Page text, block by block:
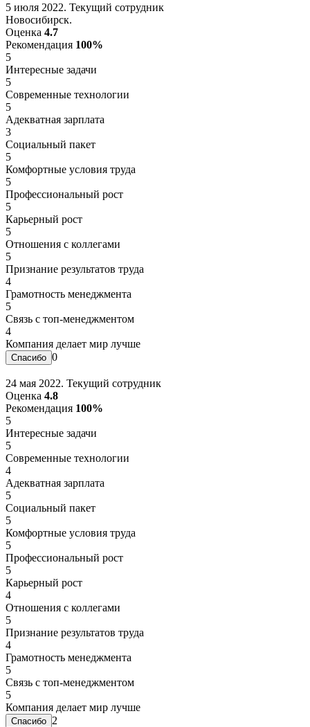
5 июля 2022. Текущий сотрудник
Новосибирск.
Оценка 4.7
Рекомендация 100%
5
Интересные задачи
5
Современные технологии
5
Адекватная зарплата
3
Социальный пакет
5
Комфортные условия труда
5
Профессиональный рост
5
Карьерный рост
5
Отношения с коллегами
5
Признание результатов труда
4
Грамотность менеджмента
5
Связь с топ-менеджментом
4
Компания делает мир лучше
0
24 мая 2022. Текущий сотрудник
Оценка 4.8
Рекомендация 100%
5
Интересные задачи
5
Современные технологии
4
Адекватная зарплата
5
Социальный пакет
5
Комфортные условия труда
5
Профессиональный рост
5
Карьерный рост
4
Отношения с коллегами
5
Признание результатов труда
4
Грамотность менеджмента
5
Связь с топ-менеджментом
5
Компания делает мир лучше
2